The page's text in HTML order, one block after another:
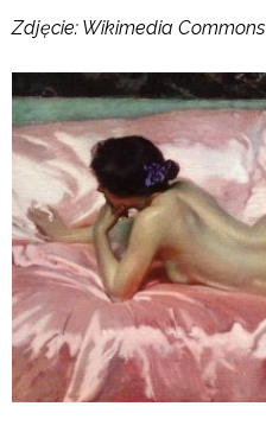
Zdjęcie: Wikimedia Commons